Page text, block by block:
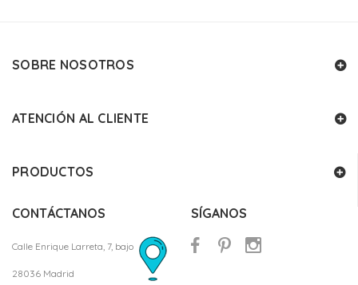
SOBRE NOSOTROS
ATENCIÓN AL CLIENTE
PRODUCTOS
CONTÁCTANOS
Calle Enrique Larreta, 7, bajo
28036 Madrid
SÍGANOS